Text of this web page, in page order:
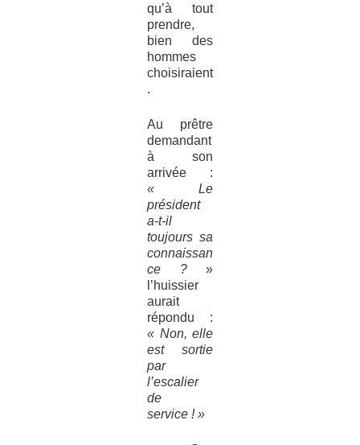
qu’à tout
prendre,
bien des
hommes
choisiraient
.
Au prêtre
demandant
à son
arrivée :
« Le
président
a-t-il
toujours sa
connaissan
ce ?»
l’huissier
aurait
répondu :
« Non, elle
est sortie
par
l’escalier
de
service ! »